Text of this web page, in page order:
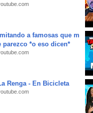
a famosas que m
parezco *o eso dicen*
Renga - En Bicicleta